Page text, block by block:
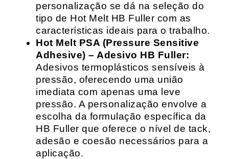
personalização se dá na seleção do
tipo de Hot Melt HB Fuller com as
características ideais para o trabalho.
Hot Melt PSA (Pressure Sensitive
Adhesive) – Adesivo HB Fuller:
Adesivos termoplásticos sensíveis à
pressão, oferecendo uma união
imediata com apenas uma leve
pressão. A personalização envolve a
escolha da formulação específica da
HB Fuller que oferece o nível de tack,
adesão e coesão necessários para a
aplicação.